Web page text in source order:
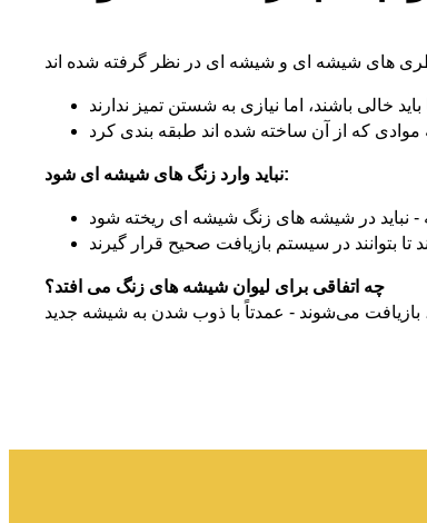
نباید وارد زنگ های شیشه ای شود:
چه اتفاقی برای لیوان شیشه های زنگ می افتد؟